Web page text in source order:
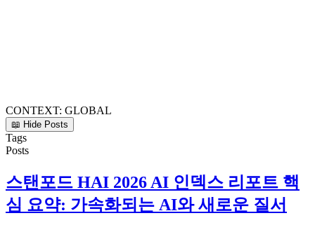
CONTEXT: GLOBAL
📖 Hide Posts
Tags
Posts
스탠포드 HAI 2026 AI 인덱스 리포트 핵
심 요약: 가속화되는 AI와 새로운 질서